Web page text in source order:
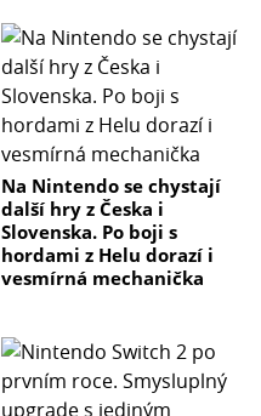
Na Nintendo se chystají
další hry z Česka i
Slovenska. Po boji s
hordami z Helu dorazí i
vesmírná mechanička